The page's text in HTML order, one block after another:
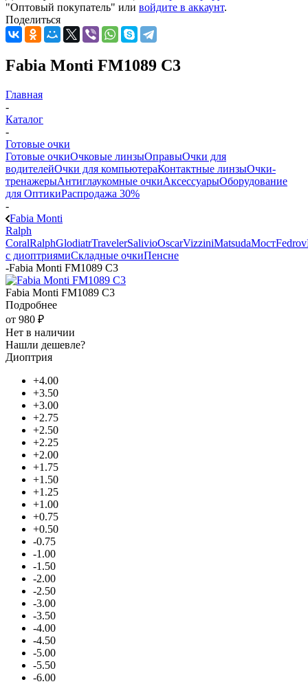
"Оптовый покупатель" или войдите в аккаунт.
Поделиться
Fabia Monti FM1089 C3
Главная
-
Каталог
-
Готовые очки
Готовые очкиОчковые линзыОправыОчки для
водителейОчки для компьютераКонтактные линзыОчки-
тренажерыАнтиглаукомные очкиАксессуарыОборудование
для ОптикиРаспродажа 30%
-
Fabia Monti
Ralph
CoralRalphGlodiatrTravelerSalivioOscarVizziniMatsudaМостFedrov
с диоптриямиСкладные очкиПенсне
-Fabia Monti FM1089 C3
Fabia Monti FM1089 C3
Подробнее
от 980 ₽
Нет в наличии
Нашли дешевле?
Диоптрия
+4.00
+3.50
+3.00
+2.75
+2.50
+2.25
+2.00
+1.75
+1.50
+1.25
+1.00
+0.75
+0.50
-0.75
-1.00
-1.50
-2.00
-2.50
-3.00
-3.50
-4.00
-4.50
-5.00
-5.50
-6.00